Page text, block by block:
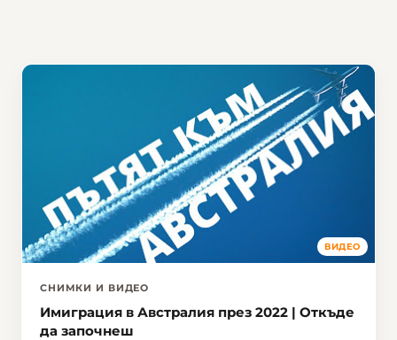
ВИДЕО
СНИМКИ И ВИДЕО
Имиграция в Австралия през 2022 | Откъде
да започнеш